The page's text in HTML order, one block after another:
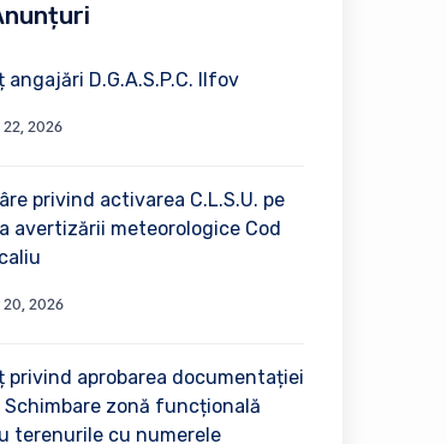
angajări D.G.A.S.P.C. Ilfov
22, 2026
privind activarea C.L.S.U. pe
avertizării meteorologice Cod
20, 2026
privind aprobarea documentației
Schimbare zonă funcțională
terenurile cu numerele